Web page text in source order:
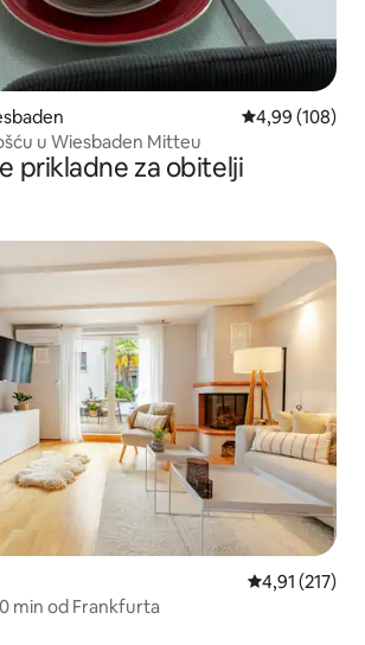
Prosječna
4,99 (108)
u Wiesbaden Mitteu
prikladne za obitelji
Prosječna
4,91 (217)
min od Frankfurta